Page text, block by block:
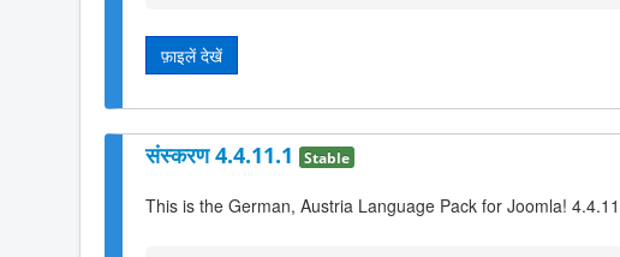
फ़ाइलें देखें
संस्करण 4.4.11.1 Stable
This is the German, Austria Language Pack for Joomla! 4.4.11